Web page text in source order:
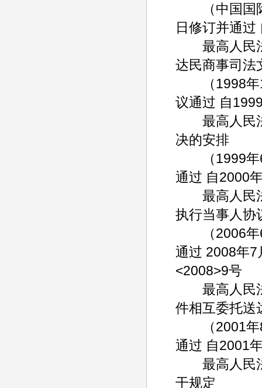
（中国国际
日修订并通过
最高人民法
达民商事司法
（1998年
议通过 自
最高人民法
决的安排
（1999年6
通过 自2000
最高人民法
执行当事人协
（2006年6
通过 2008年7
<2008>9号
最高人民法
件相互委托送
（2001年8
通过 自2001
最高人民法
干规定